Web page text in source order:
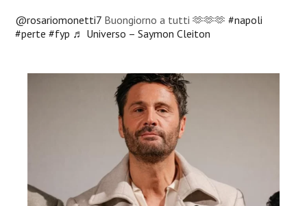
@rosariomonetti7 Buongiorno a tutti 🫶🫶🫶#napoli
#perte #fyp ♬ Universo – Saymon Cleiton